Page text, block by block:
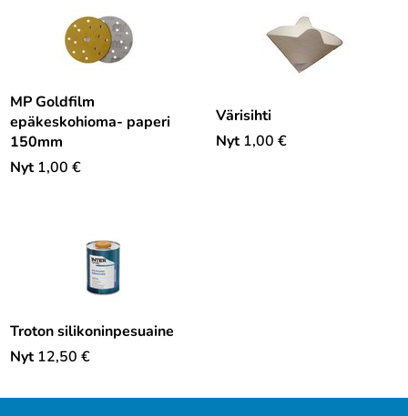
MP Goldfilm
epäkeskohioma- paperi
150mm
Nyt 1,00 €
Värisihti
Nyt 1,00 €
Troton silikoninpesuaine
Nyt 12,50 €